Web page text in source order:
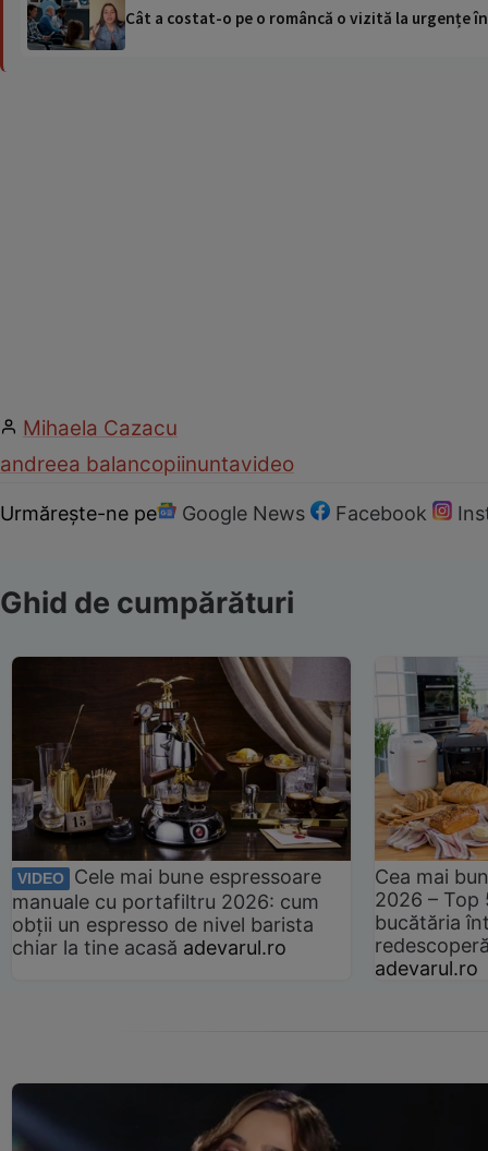
Cât a costat-o pe o româncă o vizită la urgențe
Mihaela Cazacu
andreea balancopiinuntavideo
Urmărește-ne pe Google News Facebook
Ghid de cumpărături
VIDEO
Cele mai bune espressoare
manuale cu portafiltru 2026: cum
obții un espresso de nivel barista
chiar la tine acasă adevarul.ro
Cea mai
2026 –
bucătăria
adevarul.ro